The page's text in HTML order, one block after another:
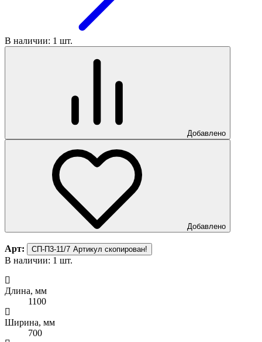
В наличии: 1 шт.
Добавлено
Добавлено
Арт: СП-П3-11/7 Артикул скопирован!
В наличии: 1 шт.
Длина, мм
1100
Ширина, мм
700